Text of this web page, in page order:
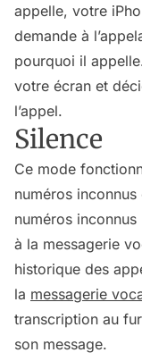
appelle, votre
demande à
pourquoi il
votre écran et
l’appel.
Silence
Ce mode
numéros
numéros
à la messagerie
historique des
la messagerie
transcription au
son message.